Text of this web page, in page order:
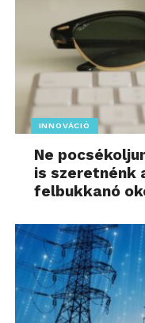
INNOVÁCIÓ
Ne
is szeretnénk
felbukkanó